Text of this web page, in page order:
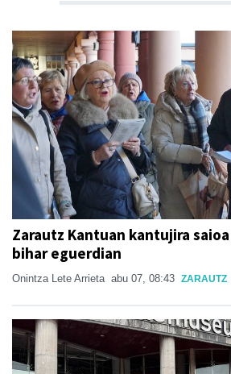
Zarautz Kantuan kantujira
bihar eguerdian
Onintza Lete Arrieta abu 07, 08:43 ZARAUTZ